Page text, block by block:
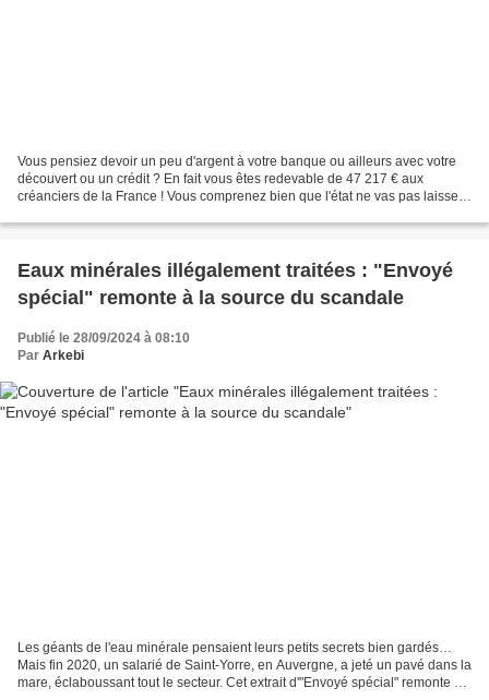
Vous pensiez devoir un peu d'argent à votre banque ou ailleurs avec votre
découvert ou un crédit ? En fait vous êtes redevable de 47 217 € aux
créanciers de la France ! Vous comprenez bien que l'état ne vas pas laisser
Eaux minérales illégalement traitées : "Envoyé
spécial" remonte à la source du scandale
Publié le 28/09/2024 à 08:10
Par Arkebi
Les géants de l'eau minérale pensaient leurs petits secrets bien gardés…
Mais fin 2020, un salarié de Saint-Yorre, en Auvergne, a jeté un pavé dans la
mare, éclaboussant tout le secteur. Cet extrait d'"Envoyé spécial" remonte à